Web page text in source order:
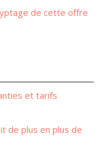
de cette offre
et tarifs
de plus en plus de